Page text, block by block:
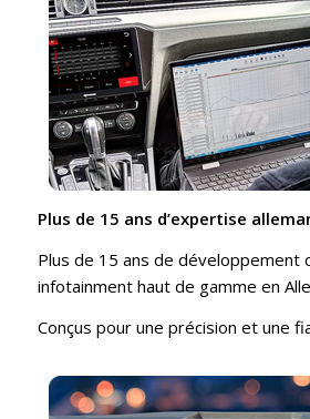
Plus de 15 ans d’expertise
Plus de 15 ans de développement
infotainment haut de gamme en
Conçus pour une précision et une